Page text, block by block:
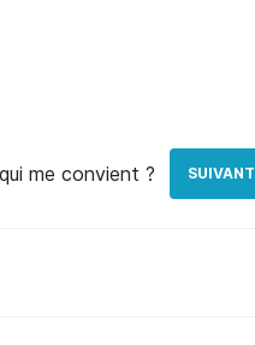
me convient ? SUIVANT